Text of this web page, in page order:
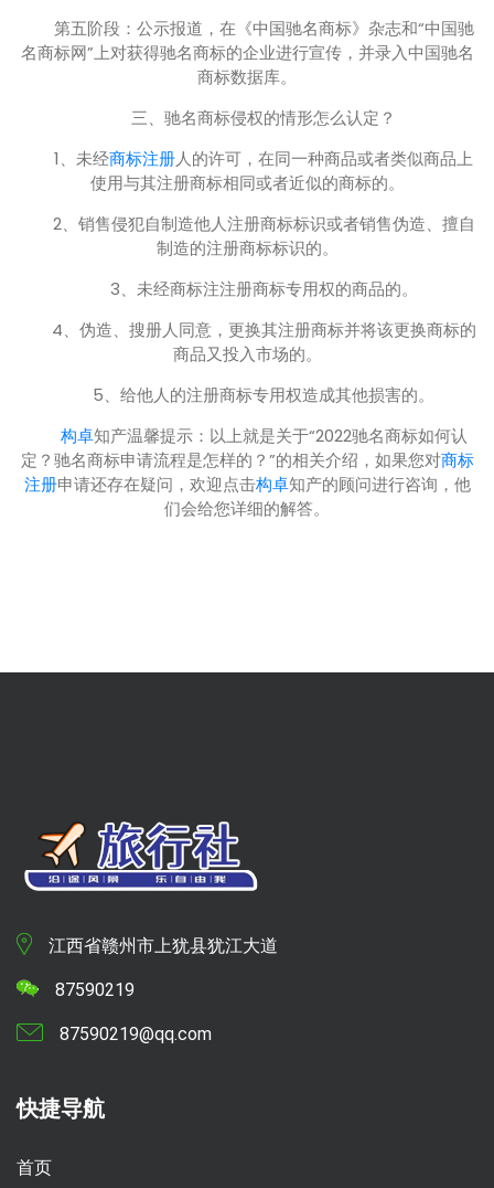
第五阶段：公示报道，在《中国驰名商标》杂志和“中国驰
名商标网”上对获得驰名商标的企业进行宣传，并录入中国驰名
商标数据库。
三、驰名商标侵权的情形怎么认定？
1、未经商标注册人的许可，在同一种商品或者类似商品上
使用与其注册商标相同或者近似的商标的。
2、销售侵犯自制造他人注册商标标识或者销售伪造、擅自
制造的注册商标标识的。
3、未经商标注注册商标专用权的商品的。
4、伪造、搜册人同意，更换其注册商标并将该更换商标的
商品又投入市场的。
5、给他人的注册商标专用权造成其他损害的。
构卓知产温馨提示：以上就是关于“2022驰名商标如何认
定？驰名商标申请流程是怎样的？”的相关介绍，如果您对商标
注册申请还存在疑问，欢迎点击构卓知产的顾问进行咨询，他
们会给您详细的解答。
江西省赣州市上犹县犹江大道
87590219
87590219@qq.com
快捷导航
首页